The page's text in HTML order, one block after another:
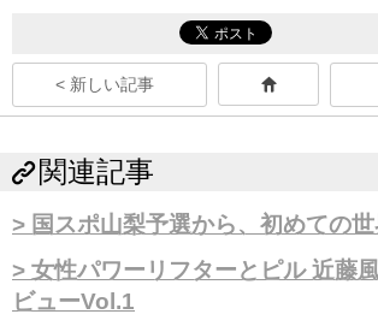
< 新しい記事
関連記事
国スポ山梨予選から、初めての
女性パワーリフターとピル 近藤
ビューVol.1